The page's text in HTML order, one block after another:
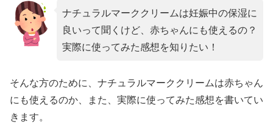
ナチュラルマーククリームは妊娠中の保湿に
良いって聞くけど、赤ちゃんにも使えるの？
実際に使ってみた感想を知りたい！
そんな方のために、ナチュラルマーククリームは赤ちゃん
にも使えるのか、また、実際に使ってみた感想を書いてい
きます。